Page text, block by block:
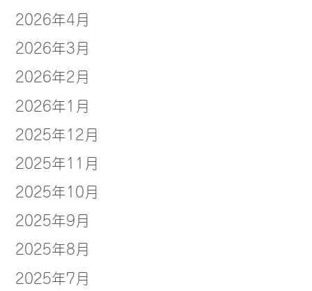
2026年4月
2026年3月
2026年2月
2026年1月
2025年12月
2025年11月
2025年10月
2025年9月
2025年8月
2025年7月